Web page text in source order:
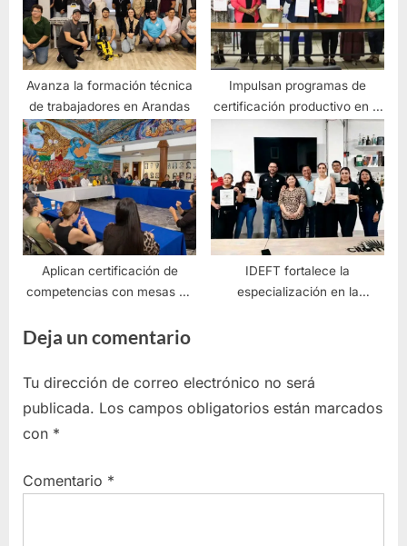
Avanza la formación técnica
de trabajadores en Arandas
Impulsan programas de
certificación productivo en el
sector público
Aplican certificación de
competencias con mesas de
IDEFT fortalece la
especialización en la
Deja un comentario
Tu dirección de correo electrónico no será
publicada. Los campos obligatorios están marcados
con *
Comentario *